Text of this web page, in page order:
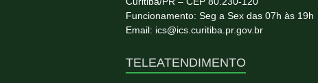
Funcionamento: Seg a Sex das 07h às 19h
Email: ics@ics.curitiba.pr.gov.br
TELEATENDIMENTO